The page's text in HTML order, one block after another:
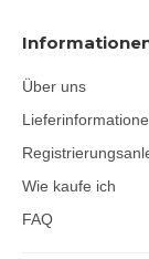
Über uns
Wie kaufe ich
FAQ